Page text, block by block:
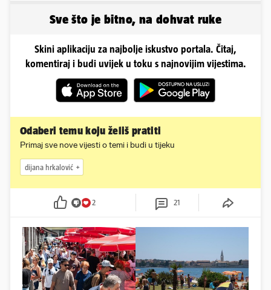
Sve što je bitno, na dohvat ruke
Skini aplikaciju za najbolje iskustvo portala. Čitaj,
komentiraj i budi uvijek u toku s najnovijim vijestima.
Odaberi temu koju želiš pratiti
Primaj sve nove vijesti o temi i budi u tijeku
dijana hrkalović
2 21